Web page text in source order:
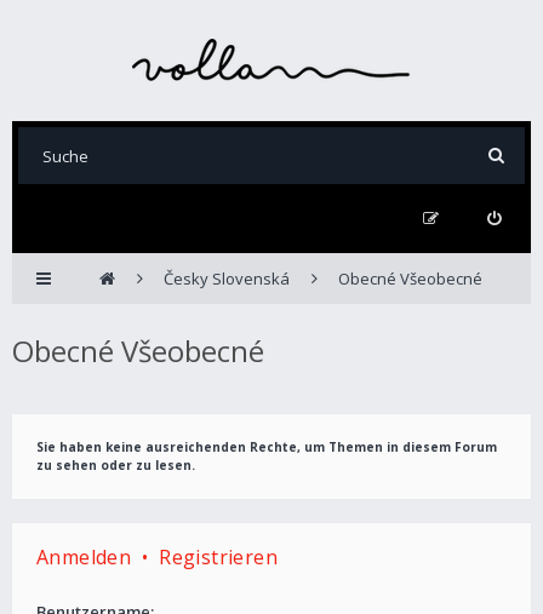
Česky Slovenská Obecné Všeobecné
Obecné Všeobecné
Sie haben keine ausreichenden Rechte, um Themen in diesem Forum
zu sehen oder zu lesen.
Anmelden • Registrieren